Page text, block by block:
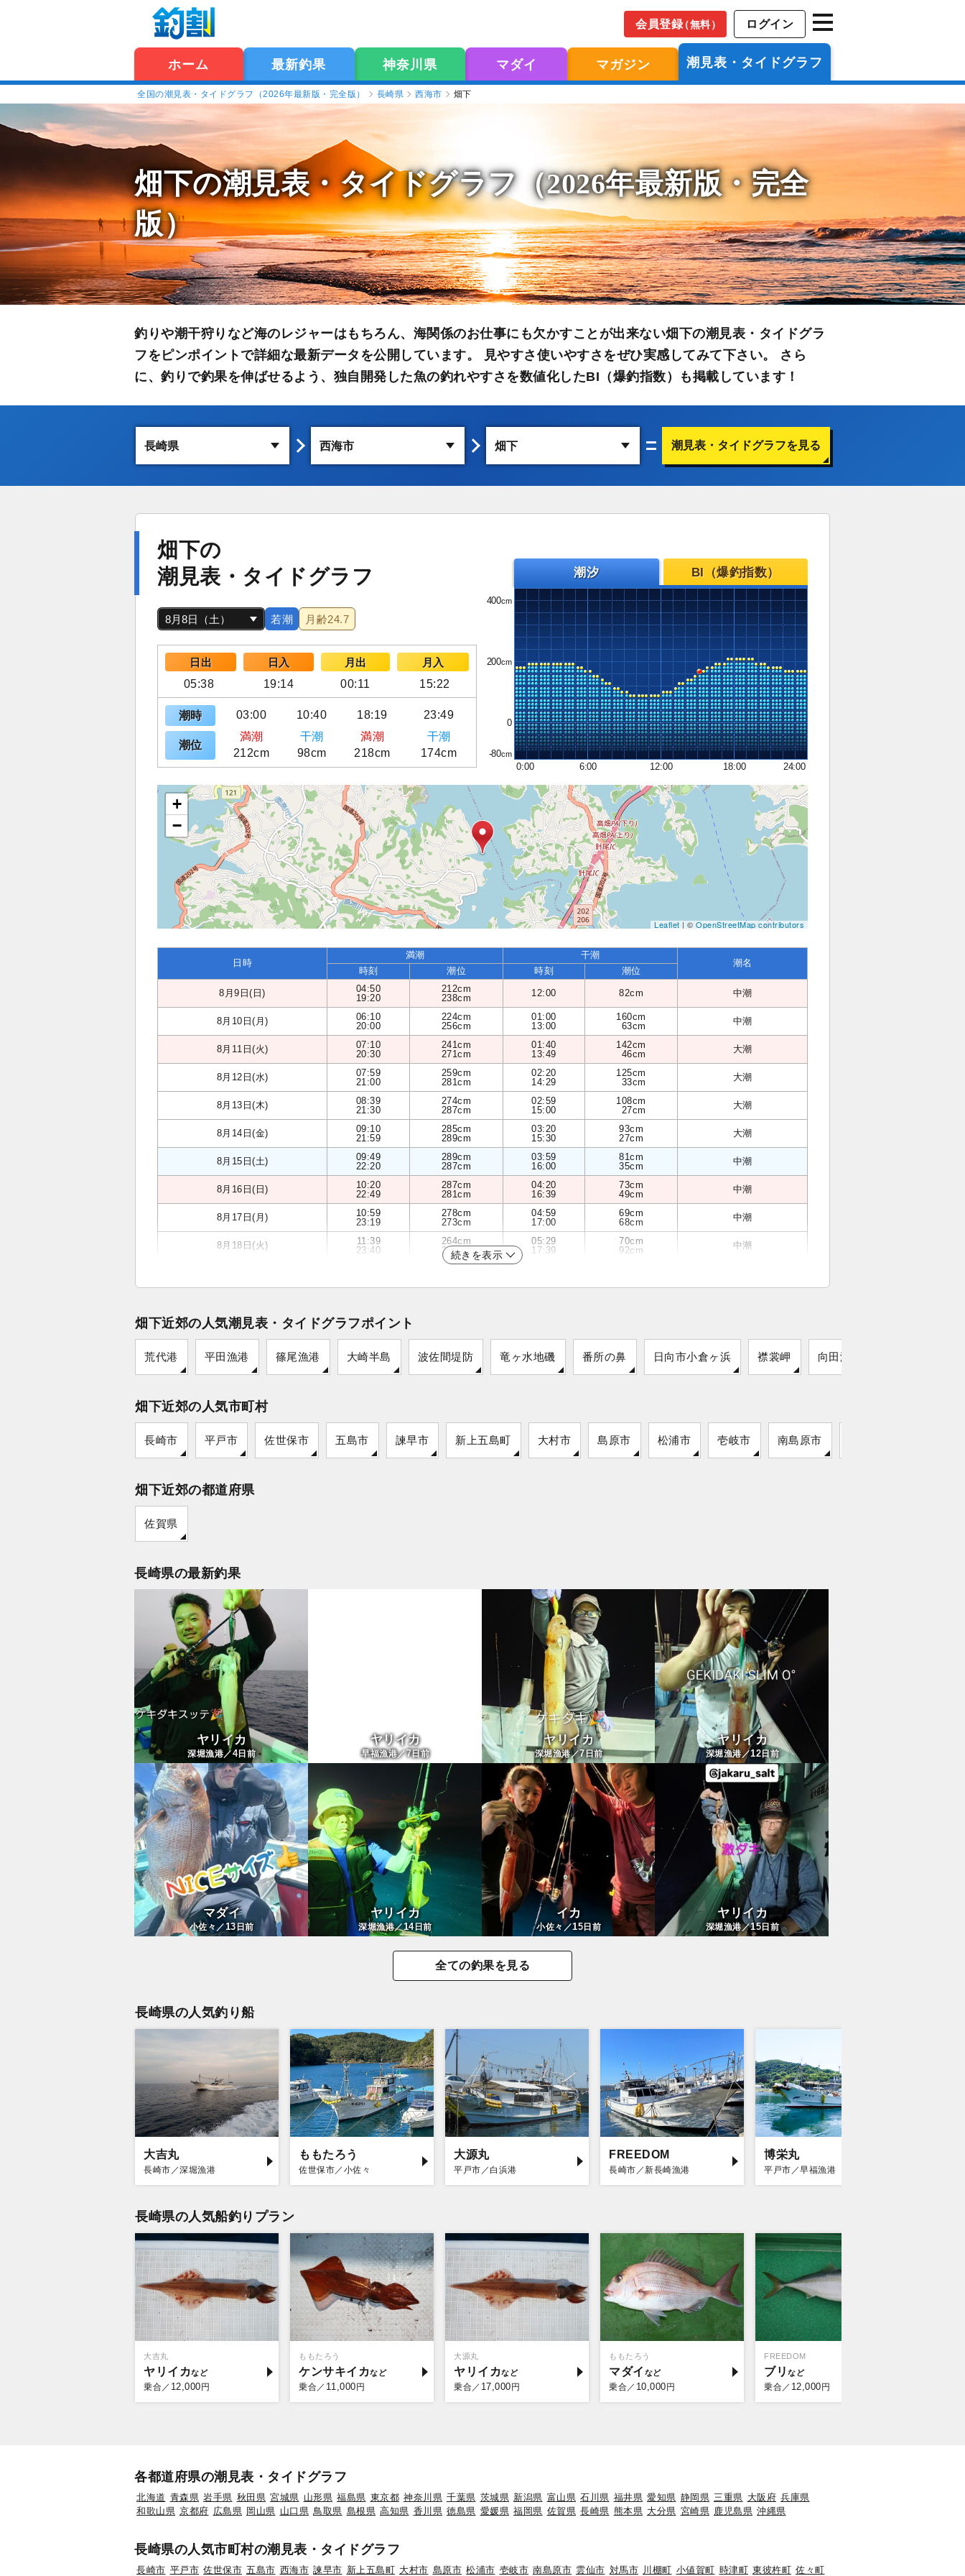
会員登録（無料） ログイン
ホーム 最新釣果 神奈川県 マダイ マガジン 潮見表・タイドグラフ
全国の潮見表・タイドグラフ（2026年最新版・完全版） 長崎県 西海市 畑下
畑下の潮見表・タイドグラフ（2026年最新版・完全
版）
釣りや潮干狩りなど海のレジャーはもちろん、海関係のお仕事にも欠かすことが出来ない畑下の潮見表・タイドグラ
フをピンポイントで詳細な最新データを公開しています。 見やすさ使いやすさをぜひ実感してみて下さい。 さら
に、釣りで釣果を伸ばせるよう、独自開発した魚の釣れやすさを数値化したBI（爆釣指数）も掲載しています！
潮見表・タイドグラフを見る
畑下の
潮見表・タイドグラフ
若潮 月齢24.7
日出 日入 月出
月入
05:38
19:14 00:11 15:22
潮時 03:00 10:40 18:19 23:49
潮位
満潮 干潮 満潮
干潮
212cm
98cm 218cm 174cm
潮汐 BI（爆釣指数）
400
200
0
-80
0:00
6:00 12:00 18:00 24:00
+
−
Leaflet| ©OpenStreetMap contributors
日時
満潮 干潮
潮名
時刻 潮位 時刻 潮位
8月9日(日)
04:50
19:20
212cm
238cm
12:00 82cm 中潮
8月10日(月)
06:10
20:00
224cm
256cm
01:00
13:00
160cm
63cm
中潮
8月11日(火)
07:10
20:30
241cm
271cm
01:40
13:49
142cm
46cm
大潮
8月12日(水)
07:59
21:00
259cm
281cm
02:20
14:29
125cm
33cm
大潮
8月13日(木)
08:39
21:30
274cm
287cm
02:59
15:00
108cm
27cm
大潮
8月14日(金)
09:10
21:59
285cm
289cm
03:20
15:30
93cm
27cm
大潮
8月15日(土)
09:49
22:20
289cm
287cm
03:59
16:00
81cm
35cm
中潮
8月16日(日)
10:20
22:49
287cm
281cm
04:20
16:39
73cm
49cm
中潮
8月17日(月)
10:59
23:19
278cm
273cm
04:59
17:00
69cm
68cm
中潮
8月18日(火)
11:39
23:40
264cm
261cm
05:29
17:39
70cm
92cm
中潮
続きを表示
畑下近郊の人気潮見表・タイドグラフポイント
荒代港 平田漁港 篠尾漁港 大崎半島 波佐間堤防 竜ヶ水地磯 番所の鼻 日向市小倉ヶ浜 襟裳岬 向田港
畑下近郊の人気市町村
長崎市 平戸市 佐世保市 五島市 諫早市 新上五島町 大村市 島原市 松浦市 壱岐市 南島原市
畑下近郊の都道府県
佐賀県
長崎県の最新釣果
ヤリイカ
深堀漁港／4日前
ヤリイカ
早福漁港／7日前
ヤリイカ
深堀漁港／7日前
ヤリイカ
深堀漁港／12日前
マダイ
小佐々／13日前
ヤリイカ
深堀漁港／14日前
イカ
小佐々／15 日前
ヤリイカ
深堀漁港／15日前
全ての釣果を見る
長崎県の人気釣り船
大吉丸
長崎市／深堀漁港
ももたろう
佐世保市／小佐々
大源丸
平戸市／白浜港
FREEDOM
長崎市／新長崎漁港
博栄丸
平戸市／早福漁港
長崎県の人気船釣りプラン
大吉丸
ヤリイカ
乗合／ 12,000 円
ももたろう
ケンサキイカ
乗合／ 11,000 円
大源丸
ヤリイカ
乗合／ 17,000 円
ももたろう
マダイ
乗合／ 10,000 円
FREEDOM
ブリ
乗合／ 12,000 円
各都道府県の潮見表・タイドグラフ
北海道 青森県 岩手県 秋田県 宮城県 山形県 福島県 東京都 神奈川県 千葉県 茨城県 新潟県 富山県 石川県 福井県 愛知県 静岡県 三重県 大阪府 兵庫県
和歌山県 京都府 広島県 岡山県 山口県 鳥取県 島根県 高知県 香川県 徳島県 愛媛県 福岡県 佐賀県 長崎県 熊本県 大分県 宮崎県 鹿児島県 沖縄県
長崎県の人気市町村の潮見表・タイドグラフ
長崎市 平戸市 佐世保市 五島市 西海市 諫早市 新上五島町 大村市 島原市 松浦市 壱岐市 南島原市 雲仙市 対馬市 川棚町 小値賀町 時津町 東彼杵町 佐々町